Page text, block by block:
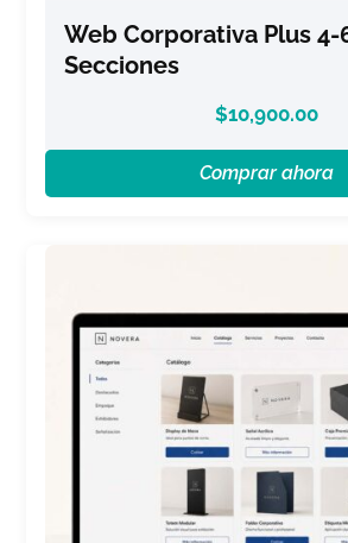
Web Corporativa Plus 4-
Secciones
$10,900.00
Comprar ahora